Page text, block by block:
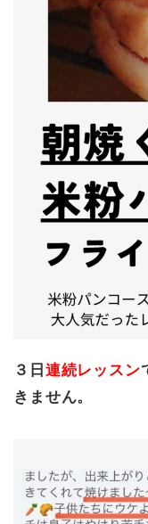
３日 連続レッスン
きません。